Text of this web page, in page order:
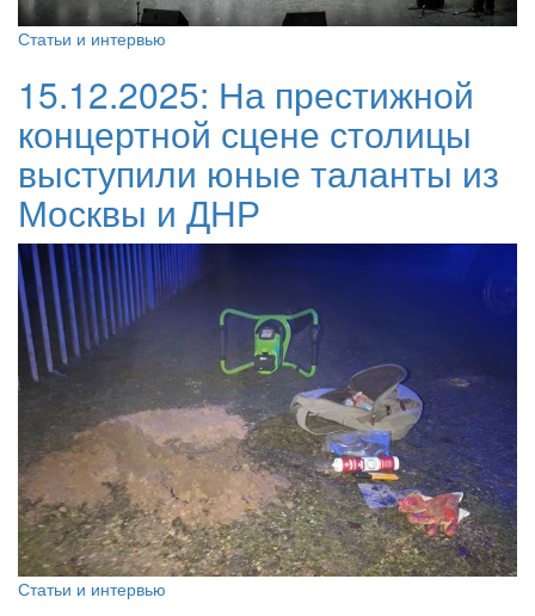
Статьи и интервью
15.12.2025: На престижной
концертной сцене столицы
выступили юные таланты из
Москвы и ДНР
Статьи и интервью